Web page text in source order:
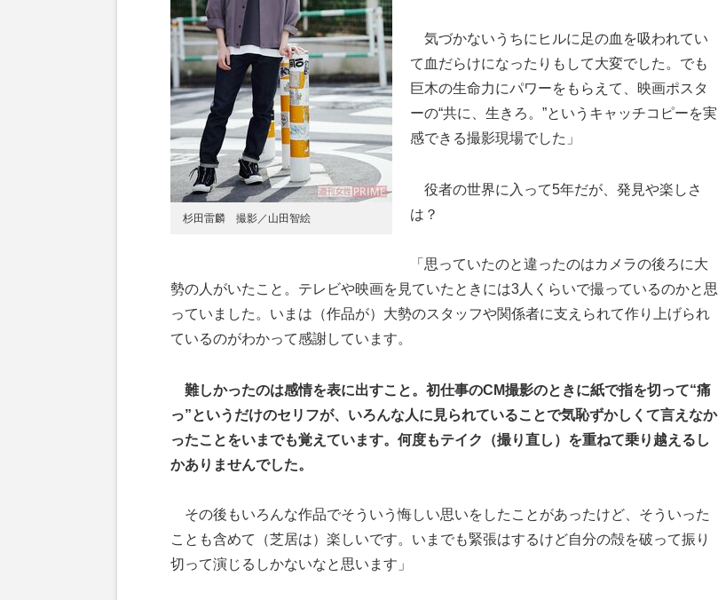
杉田雷麟 撮影／山田智絵
気づかないうちにヒルに足の血を吸われてい
て血だらけになったりもして大変でした。でも
巨木の生命力にパワーをもらえて、映画ポスタ
ーの“共に、生きろ。”というキャッチコピーを実
感できる撮影現場でした」
役者の世界に入って5年だが、発見や楽しさ
は？
「思っていたのと違ったのはカメラの後ろに大
勢の人がいたこと。テレビや映画を見ていたときには3人くらいで撮っているのかと思
っていました。いまは（作品が）大勢のスタッフや関係者に支えられて作り上げられ
ているのがわかって感謝しています。
難しかったのは感情を表に出すこと。初仕事のCM撮影のときに紙で指を切って“痛
っ”というだけのセリフが、いろんな人に見られていることで気恥ずかしくて言えなか
ったことをいまでも覚えています。何度もテイク（撮り直し）を重ねて乗り越えるし
かありませんでした。
その後もいろんな作品でそういう悔しい思いをしたことがあったけど、そういった
ことも含めて（芝居は）楽しいです。いまでも緊張はするけど自分の殻を破って振り
切って演じるしかないなと思います」